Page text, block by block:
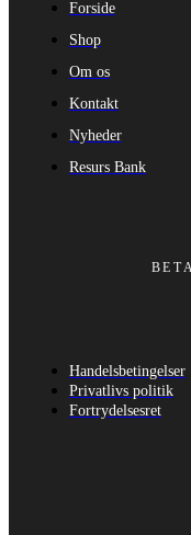
Forside
Shop
Om os
Kontakt
Nyheder
Resurs Bank
Handelsbetingelser
Privatlivs politik
Fortrydelsesret